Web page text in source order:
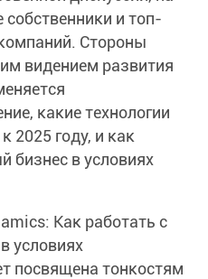
и топ-
Стороны
видением развития
какие технологии
2025 году, и как
бизнес в условиях
Как работать с
условиях
посвящена тонкостям